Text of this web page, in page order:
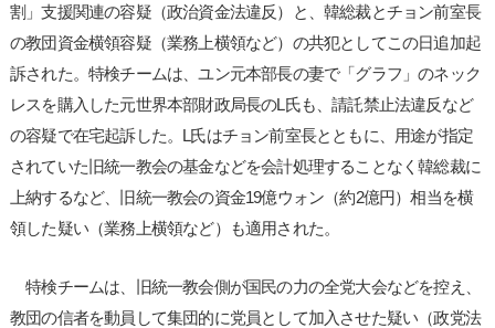
割」支援関連の容疑（政治資金法違反）と、韓総裁とチョン前室長
の教団資金横領容疑（業務上横領など）の共犯としてこの日追加起
訴された。特検チームは、ユン元本部長の妻で「グラフ」のネック
レスを購入した元世界本部財政局長のL氏も、請託禁止法違反など
の容疑で在宅起訴した。L氏はチョン前室長とともに、用途が指定
されていた旧統一教会の基金などを会計処理することなく韓総裁に
上納するなど、旧統一教会の資金19億ウォン（約2億円）相当を横
領した疑い（業務上横領など）も適用された。
特検チームは、旧統一教会側が国民の力の全党大会などを控え、
教団の信者を動員して集団的に党員として加入させた疑い（政党法